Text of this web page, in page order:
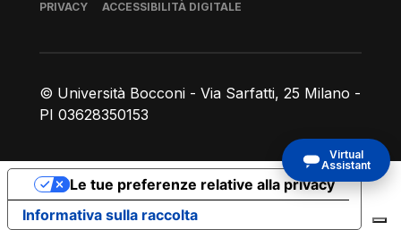
© Università Bocconi - Via Sarfatti, 25 Milano -
PI 03628350153
Piè di pagina
PRIVACY ACCESSIBILITÀ DIGITALE
Informativa sulla raccolta
Le tue preferenze relative alla privacy
Virtual
Assistant